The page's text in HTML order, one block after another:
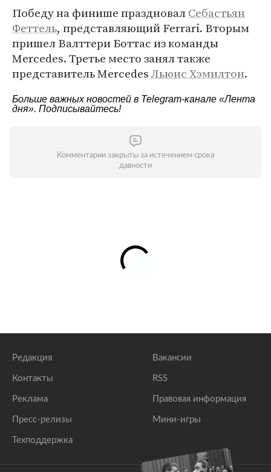
Победу на финише праздновалСебастьян
Феттель, представляющий Ferrari. Вторым
пришел Валттери Боттас из команды
Mercedes. Третье место занял также
представитель MercedesЛьюис Хэмилтон.
Больше важных новостей в Telegram-канале «Лента
дня». Подписывайтесь!
Комментарии закрыты за истечением срока
давности
Редакция
Контакты
Реклама
Пресс-релизы
Техподдержка
Вакансии
RSS
Правовая информация
Мини-игры